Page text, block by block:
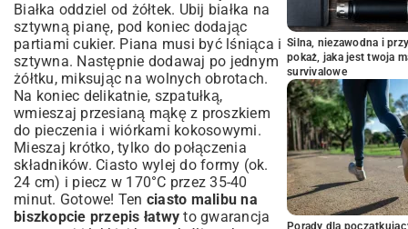
Białka oddziel od żółtek. Ubij białka na
sztywną pianę, pod koniec dodając
partiami cukier. Piana musi być lśniąca i
sztywna. Następnie dodawaj po jednym
żółtku, miksując na wolnych obrotach.
Na koniec delikatnie, szpatułką,
wmieszaj przesianą mąkę z proszkiem
do pieczenia i wiórkami kokosowymi.
Mieszaj krótko, tylko do połączenia
składników. Ciasto wylej do formy (ok.
24 cm) i piecz w 170°C przez 35-40
minut. Gotowe! Ten ciasto malibu na
biszkopcie przepis łatwy to gwarancja
Silna, niezawodna i
pokaż, jaka jest twoja
survivalowe
Porady dla